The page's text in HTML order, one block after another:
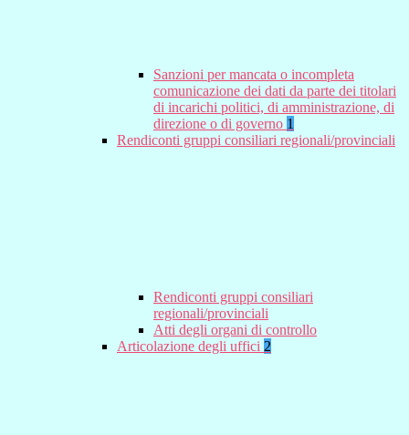
Sanzioni per mancata o incompleta
comunicazione dei dati da parte dei titolari
di incarichi politici, di amministrazione, di
direzione o di governo 1
Rendiconti gruppi consiliari regionali/provinciali
Rendiconti gruppi consiliari
regionali/provinciali
Atti degli organi di controllo
Articolazione degli uffici 2